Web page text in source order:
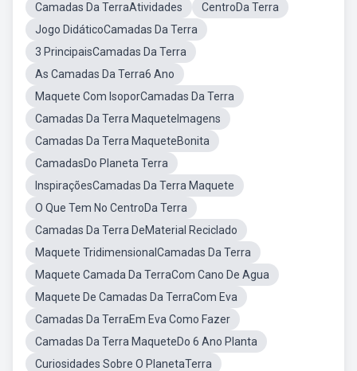
Camadas Da TerraAtividades
CentroDa Terra
Jogo DidáticoCamadas Da Terra
3 PrincipaisCamadas Da Terra
As Camadas Da Terra6 Ano
Maquete Com IsoporCamadas Da Terra
Camadas Da Terra MaqueteImagens
Camadas Da Terra MaqueteBonita
CamadasDo Planeta Terra
InspiraçõesCamadas Da Terra Maquete
O Que Tem No CentroDa Terra
Camadas Da Terra DeMaterial Reciclado
Maquete TridimensionalCamadas Da Terra
Maquete Camada Da TerraCom Cano De Agua
Maquete De Camadas Da TerraCom Eva
Camadas Da TerraEm Eva Como Fazer
Camadas Da Terra MaqueteDo 6 Ano Planta
Curiosidades Sobre O PlanetaTerra